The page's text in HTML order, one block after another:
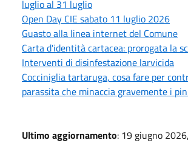
luglio al 31 luglio
Open Day CIE sabato 11 luglio 2026
Guasto alla linea internet del Comune
Carta d'identità cartacea: prorogata la
Interventi di disinfestazione larvicida
Cocciniglia tartaruga, cosa fare per
parassita che minaccia gravemente i
Ultimo aggiornamento: 19 giugno